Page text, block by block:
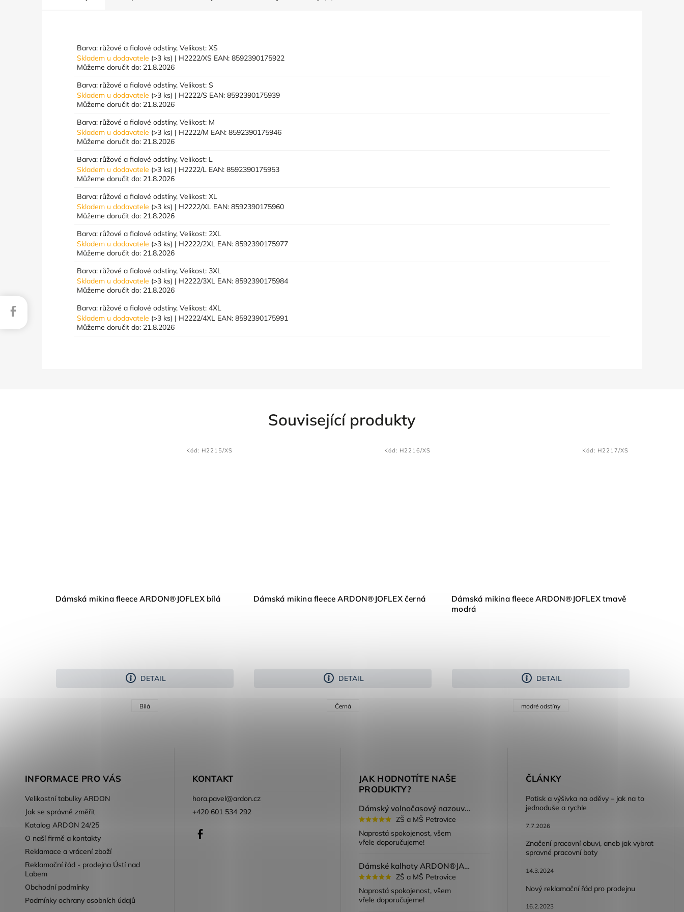
Barva: růžové a fialové odstíny, Velikost: XS
Skladem u dodavatele (>3 ks) | H2222/XS EAN: 8592390175922
Můžeme doručit do: 21.8.2026
Barva: růžové a fialové odstíny, Velikost: S
Skladem u dodavatele (>3 ks) | H2222/S EAN: 8592390175939
Můžeme doručit do: 21.8.2026
Barva: růžové a fialové odstíny, Velikost: M
Skladem u dodavatele (>3 ks) | H2222/M EAN: 8592390175946
Můžeme doručit do: 21.8.2026
Barva: růžové a fialové odstíny, Velikost: L
Skladem u dodavatele (>3 ks) | H2222/L EAN: 8592390175953
Můžeme doručit do: 21.8.2026
Barva: růžové a fialové odstíny, Velikost: XL
Skladem u dodavatele (>3 ks) | H2222/XL EAN: 8592390175960
Můžeme doručit do: 21.8.2026
Barva: růžové a fialové odstíny, Velikost: 2XL
Skladem u dodavatele (>3 ks) | H2222/2XL EAN: 8592390175977
Můžeme doručit do: 21.8.2026
Barva: růžové a fialové odstíny, Velikost: 3XL
Skladem u dodavatele (>3 ks) | H2222/3XL EAN: 8592390175984
Můžeme doručit do: 21.8.2026
Barva: růžové a fialové odstíny, Velikost: 4XL
Skladem u dodavatele (>3 ks) | H2222/4XL EAN: 8592390175991
Můžeme doručit do: 21.8.2026
Související produkty
Dámská mikina fleece ARDON®JOFLEX bílá
DETAIL
Bílá
Kód: H2215/XS
Dámská mikina fleece ARDON®JOFLEX černá
DETAIL
Černá
Kód: H2216/XS
Dámská mikina fleece ARDON®JOFLEX tmavě
modrá
DETAIL
modré odstíny
Kód: H2217/XS
INFORMACE PRO VÁS
Velikostní tabulky ARDON
Jak se správně změřit
Katalog ARDON 24/25
O naší firmě a kontakty
Reklamace a vrácení zboží
Reklamační řád - prodejna Ústí nad
Labem
Obchodní podmínky
Podmínky ochrany osobních údajů
KONTAKT
hora.pavel@ardon.cz
+420 601 534 292
JAK HODNOTÍTE NAŠE
PRODUKTY?
Dámský volnočasový nazouvák ARDON®JUNO - růžová
ZŠ a MŠ Petrovice
Naprostá spokojenost, všem
vřele doporučujeme!
Dámské kalhoty ARDON®JASVENA šedá
ZŠ a MŠ Petrovice
Naprostá spokojenost, všem
vřele doporučujeme!
ČLÁNKY
Potisk a výšivka na oděvy – jak na to
jednoduše a rychle
7.7.2026
Značení pracovní obuvi, aneb jak vybrat
spravné pracovní boty
14.3.2024
Nový reklamační řád pro prodejnu
16.2.2023